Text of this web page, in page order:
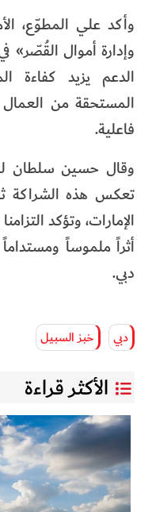
وأكد علي المطوّع،
وإدارة أموال القُصّر»
الدعم يزيد كفاءة
المستحقة من
فاعلية.
وقال حسين سلطان
تعكس هذه الشراكة
الإمارات، وتؤكد
أثراً ملموساً
دبي.
دبي خبز السبيل
الأكثر قراءة